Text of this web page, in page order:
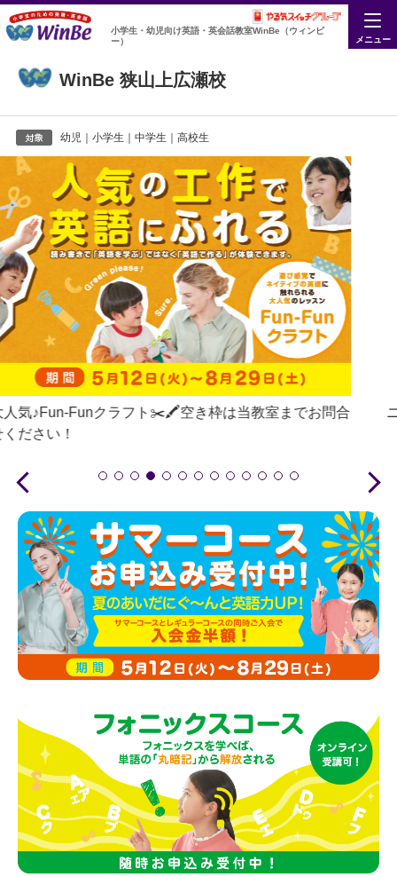
メニュー
小学生・幼児向け英語・英会話教室WinBe（ウィンビ
ー）
WinBe 狭山上広瀬校
幼児｜小学生｜中学生｜高校生
ニコラス先生です！